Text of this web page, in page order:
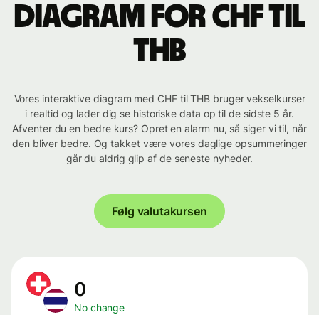
Diagram for CHF til
THB
Vores interaktive diagram med CHF til THB bruger vekselkurser
i realtid og lader dig se historiske data op til de sidste 5 år.
Afventer du en bedre kurs? Opret en alarm nu, så siger vi til, når
den bliver bedre. Og takket være vores daglige opsummeringer
går du aldrig glip af de seneste nyheder.
Følg valutakursen
0
No change